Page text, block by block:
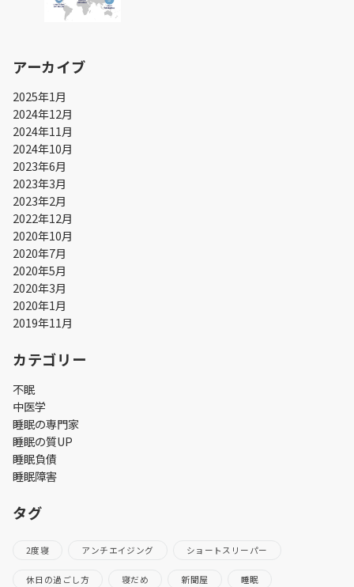
アーカイブ
2025年1月
2024年12月
2024年11月
2024年10月
2023年6月
2023年3月
2023年2月
2022年12月
2020年10月
2020年7月
2020年5月
2020年3月
2020年1月
2019年11月
カテゴリー
不眠
中医学
睡眠の専門家
睡眠の質UP
睡眠負債
睡眠障害
タグ
2度寝 アンチエイジング ショートスリーパー
休日の過ごし方 寝だめ 新聞屋 睡眠